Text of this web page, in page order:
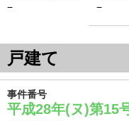
− −
戸建て
事件番号
平成28年(ヌ)第15